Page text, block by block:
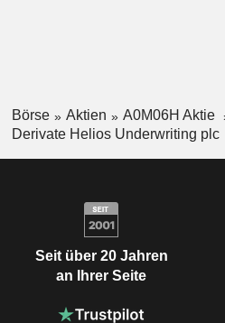
Börse Aktien
A0M06H Aktie
Derivate Helios Underwriting plc
Seit über 20 Jahren
an Ihrer Seite